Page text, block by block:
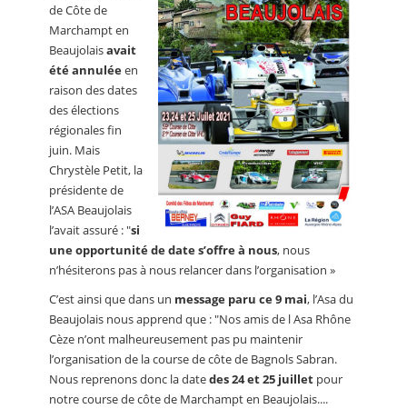
de Côte de
Marchampt en
Beaujolaisavait
été annuléeen
raison des dates
des élections
régionales fin
juin. Mais
Chrystèle Petit, la
présidente de
l’ASA Beaujolais
l’avait assuré : "si
une opportunité de date s’offre à nous, nous
n’hésiterons pas à nous relancer dans l’organisation »
C’est ainsi que dans un message paru ce 9 mai, l’Asa du
Beaujolais nous apprend que : "Nos amis de l Asa Rhône
Cèze n’ont malheureusement pas pu maintenir
l’organisation de la course de côte de Bagnols Sabran.
Nous reprenons donc la datedes 24 et 25 juillet pour
notre course de côte de Marchampt en Beaujolais....